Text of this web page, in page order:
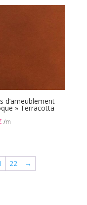
d’ameublement
» Terracotta
/m
22 →